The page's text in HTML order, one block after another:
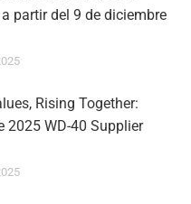
partir del 9 de diciembre
Rising Together:
2025 WD-40 Supplier